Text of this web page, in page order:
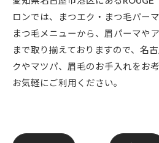
ロンでは、まつエク・まつ毛パー
まつ毛メニューから、眉パーマや
まで取り揃えておりますので、名
クやマツパ、眉毛のお手入れをお
お気軽にご利用ください。